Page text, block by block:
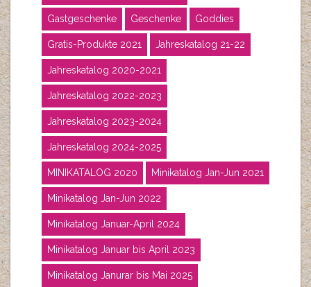
Gastgeschenke Geschenke Goddies
Gratis-Produkte 2021 Jahreskatalog 21-22
Jahreskatalog 2020-2021
Jahreskatalog 2022-2023
Jahreskatalog 2023-2024
Jahreskatalog 2024-2025
MINIKATALOG 2020 Minikatalog Jan-Jun 2021
Minikatalog Jan-Jun 2022
Minikatalog Januar-April 2024
Minikatalog Januar bis April 2023
Minikatalog Janurar bis Mai 2025